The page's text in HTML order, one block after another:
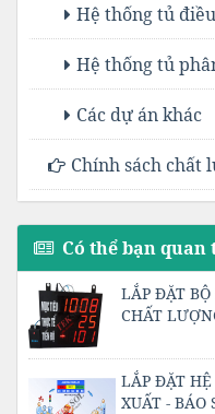
Hệ thống tủ
Hệ thống tủ
Các dự án khác
Chính sách chất
Có thể bạn quan
LẮP ĐẶT
CHẤT
LẮP ĐẶT HỆ
XUẤT - BÁO